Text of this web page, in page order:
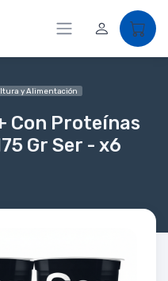
y Alimentación
Con Proteínas
Gr Ser - x6